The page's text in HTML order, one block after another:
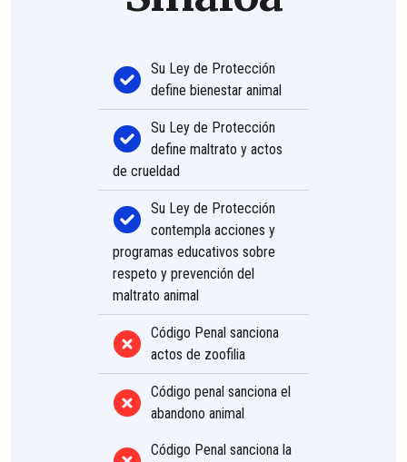
Su Ley de Protección
define bienestar animal
Su Ley de Protección
define maltrato y actos
de crueldad
Su Ley de Protección
contempla acciones y
programas educativos sobre
respeto y prevención del
maltrato animal
Código Penal sanciona
actos de zoofilia
Código penal sanciona el
abandono animal
Código Penal sanciona la